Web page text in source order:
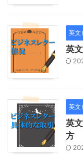
英文
英
英文
英
方